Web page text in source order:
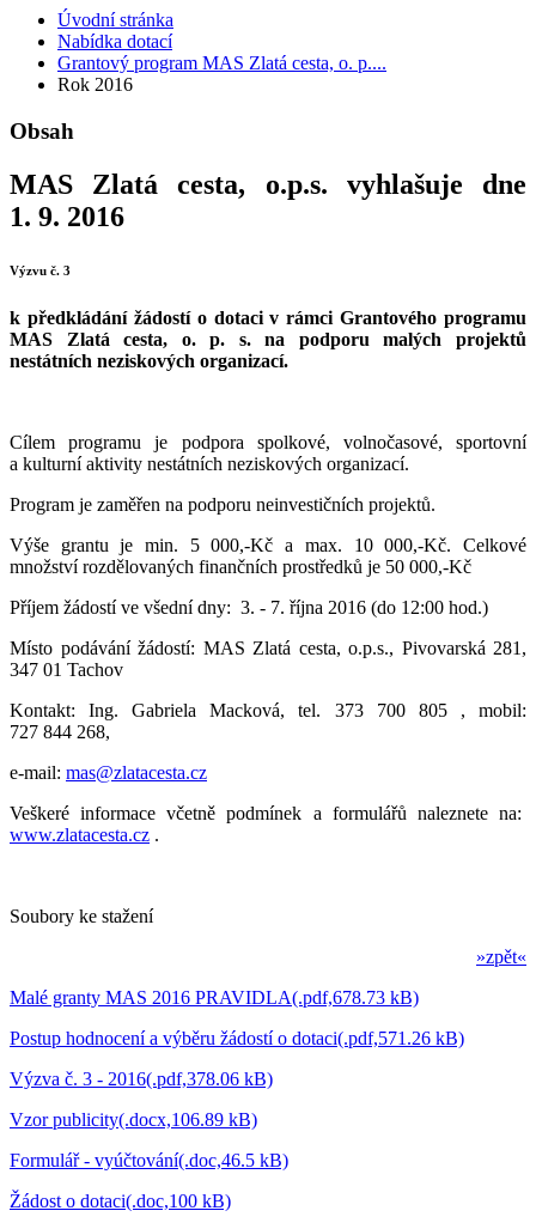
Úvodní stránka
Nabídka dotací
Grantový program MAS Zlatá cesta, o. p....
Rok 2016
Obsah
MAS Zlatá cesta, o.p.s. vyhlašuje dne
1. 9. 2016
Výzvu č. 3
k předkládání žádostí o dotaci v rámci Grantového programu
MAS Zlatá cesta, o. p. s. na podporu malých projektů
nestátních neziskových organizací.
Cílem programu je podpora spolkové, volnočasové, sportovní
a kulturní aktivity nestátních neziskových organizací.
Program je zaměřen na podporu neinvestičních projektů.
Výše grantu je min. 5 000,-Kč a max. 10 000,-Kč. Celkové
množství rozdělovaných finančních prostředků je 50 000,-Kč
Příjem žádostí ve všední dny: 3. - 7. října 2016 (do 12:00 hod.)
Místo podávání žádostí: MAS Zlatá cesta, o.p.s., Pivovarská 281,
347 01 Tachov
Kontakt: Ing. Gabriela Macková, tel. 373 700 805 , mobil:
727 844 268,
e-mail: mas@zlatacesta.cz
Veškeré informace včetně podmínek a formulářů naleznete na:
www.zlatacesta.cz .
Soubory ke stažení
»zpět«
Malé granty MAS 2016 PRAVIDLA(.pdf,678.73 kB)
Postup hodnocení a výběru žádostí o dotaci(.pdf,571.26 kB)
Výzva č. 3 - 2016(.pdf,378.06 kB)
Vzor publicity(.docx,106.89 kB)
Formulář - vyúčtování(.doc,46.5 kB)
Žádost o dotaci(.doc,100 kB)